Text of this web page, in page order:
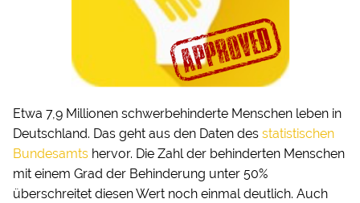
Etwa 7,9 Millionen schwerbehinderte Menschen leben in
Deutschland. Das geht aus den Daten des statistischen
Bundesamts hervor. Die Zahl der behinderten Menschen
mit einem Grad der Behinderung unter 50%
überschreitet diesen Wert noch einmal deutlich. Auch